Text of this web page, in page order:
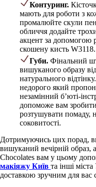
Контуринг.
мають для роботи з
промалюйте скули
обличчя додайте
акцент за допомогою
скошену кисть W3118.
Губи. Фінальний
вишуканого образу
натурального
недорого який
незамінний б’юті-
допоможе вам
розтушувати помаду,
соковитості.
Дотримуючись цих порад,
вишуканий вечірній образ,
Chocolates вам у цьому
макіяжу Київ та інші
доставкою зручним для вас